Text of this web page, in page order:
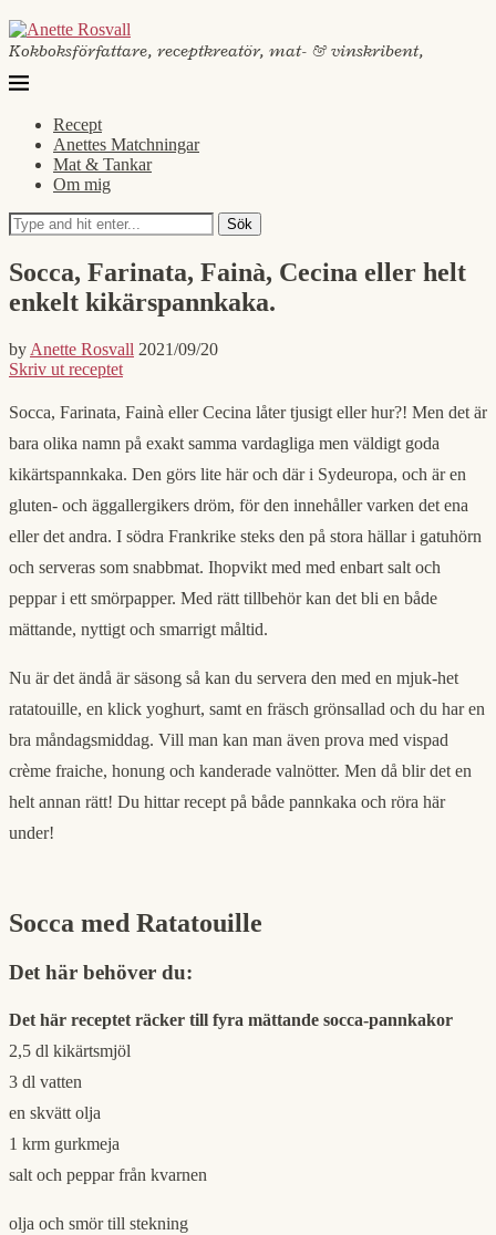
Kokboksförfattare, receptkreatör, mat- & vinskribent,
Recept
Anettes Matchningar
Mat & Tankar
Om mig
Sök
Socca, Farinata, Fainà, Cecina eller helt
enkelt kikärspannkaka.
by Anette Rosvall 2021/09/20
Skriv ut receptet
Socca, Farinata, Fainà eller Cecina låter tjusigt eller hur?! Men det är
bara olika namn på exakt samma vardagliga men väldigt goda
kikärtspannkaka. Den görs lite här och där i Sydeuropa, och är en
gluten- och äggallergikers dröm, för den innehåller varken det ena
eller det andra. I södra Frankrike steks den på stora hällar i gatuhörn
och serveras som snabbmat. Ihopvikt med med enbart salt och
peppar i ett smörpapper. Med rätt tillbehör kan det bli en både
mättande, nyttigt och smarrigt måltid.
Nu är det ändå är säsong så kan du servera den med en mjuk-het
ratatouille, en klick yoghurt, samt en fräsch grönsallad och du har en
bra måndagsmiddag. Vill man kan man även prova med vispad
crème fraiche, honung och kanderade valnötter. Men då blir det en
helt annan rätt! Du hittar recept på både pannkaka och röra här
under!
Socca med Ratatouille
Det här behöver du:
Det här receptet räcker till fyra mättande socca-pannkakor
2,5 dl kikärtsmjöl
3 dl vatten
en skvätt olja
1 krm gurkmeja
salt och peppar från kvarnen
olja och smör till stekning